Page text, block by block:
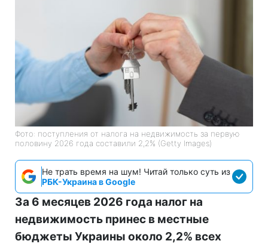
Фото: поступления от налога на недвижимость за первую
половину 2026 года составили 2,2% (Getty Images)
Не трать время на шум! Читай только суть из
РБК-Украина в Google
За 6 месяцев 2026 года налог на
недвижимость принес в местные
бюджеты Украины около 2,2% всех